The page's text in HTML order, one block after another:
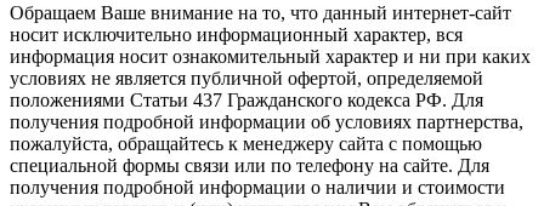
Обращаем Ваше внимание на то, что данный интернет-сайт
носит исключительно информационный характер, вся
информация носит ознакомительный характер и ни при каких
условиях не является публичной офертой, определяемой
положениями Статьи 437 Гражданского кодекса РФ. Для
получения подробной информации об условиях партнерства,
пожалуйста, обращайтесь к менеджеру сайта с помощью
специальной формы связи или по телефону на сайте. Для
получения подробной информации о наличии и стоимости